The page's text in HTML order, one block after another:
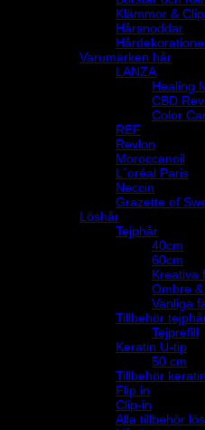
Klämmor &
Hårsnoddar
Varumärken hår
LANZA
Healing
CBD
Color
REF
Revlon
Moroccanoil
L´oréal Paris
Neccin
Grazette of
Löshår
Tejphår
40cm
60cm
Kreativa
Ombre
Vanliga
Tillbehör
Tejprefill
Keratin U-tip
50 cm
Tillbehör
Flip in
Clip-in
Alla tillbehör